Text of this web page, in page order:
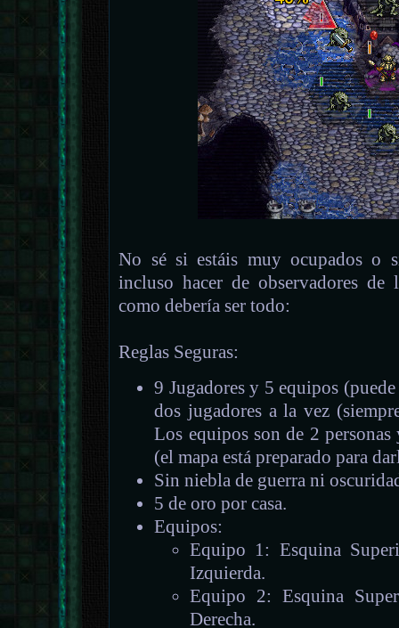
No sé si estáis muy ocupados o
incluso hacer de observadores
como debería ser todo:
Reglas Seguras:
9 Jugadores y 5 equipos
dos jugadores a la vez
Los equipos son de 2
(el mapa está preparado para
Sin niebla de guerra ni
5 de oro por casa.
Equipos:
Equipo 1: Esquina
Izquierda.
Equipo 2: Esquina
Derecha.